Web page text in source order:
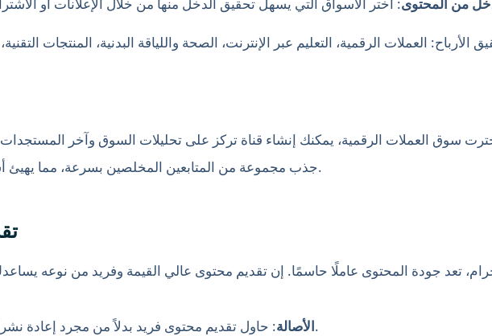
سوق العملات الرقمية، يمكنك إنشاء قناة تركز على تحليلات السوق وآخر
جذب مجموعة من المتابعين المخلصين بسرعة، مما يهيئ أساسًا قويًا لتحقيق الأرباح في المستقبل.
2.
تعد جودة المحتوى عاملًا حاسمًا. إن تقديم محتوى عالي القيمة وفريد من نوعه
الأصالة: حاول تقديم محتوى فريد بدلاً من مجرد إعادة نشر أو نسخ محتوى من منصات أخرى.